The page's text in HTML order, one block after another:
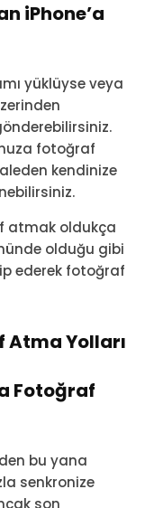
iPhone’a
yüklüyse veya
fotoğraf
kendinize
atmak oldukça
olduğu gibi
ederek fotoğraf
Atma Yolları
Fotoğraf
bu yana
senkronize